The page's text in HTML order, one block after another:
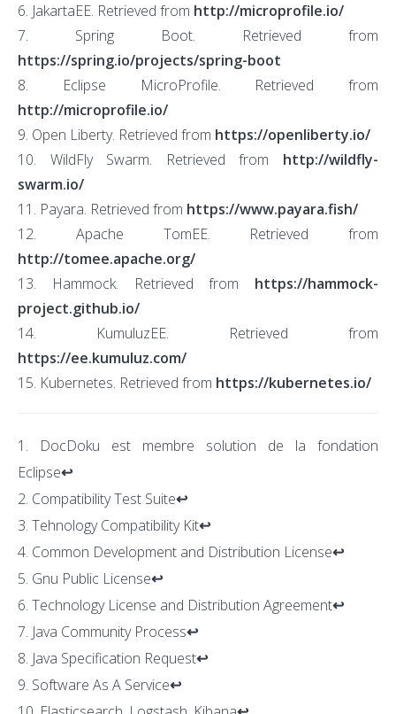
6. JakartaEE. Retrieved from http://microprofile.io/
7. Spring Boot. Retrieved from
https://spring.io/projects/spring-boot
8. Eclipse MicroProfile. Retrieved from
http://microprofile.io/
9. Open Liberty. Retrieved from https://openliberty.io/
10. WildFly Swarm. Retrieved from http://wildfly-
swarm.io/
11. Payara. Retrieved from https://www.payara.fish/
12. Apache TomEE. Retrieved from
http://tomee.apache.org/
13. Hammock. Retrieved from https://hammock-
project.github.io/
14. KumuluzEE. Retrieved from
https://ee.kumuluz.com/
15. Kubernetes. Retrieved from https://kubernetes.io/
DocDoku est membre solution de la fondation
Eclipse↩
Compatibility Test Suite↩
Tehnology Compatibility Kit↩
Common Development and Distribution License↩
Gnu Public License↩
Technology License and Distribution Agreement↩
Java Community Process↩
Java Specification Request↩
Software As A Service↩